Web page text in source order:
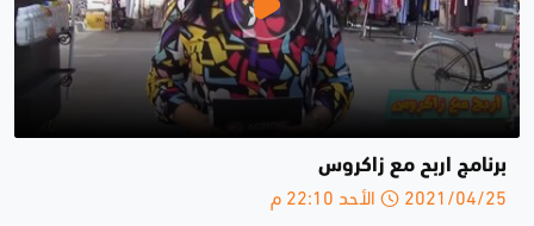
برنامج اربح مع زاكروس
2021/04/25 الأحد 22:10 م